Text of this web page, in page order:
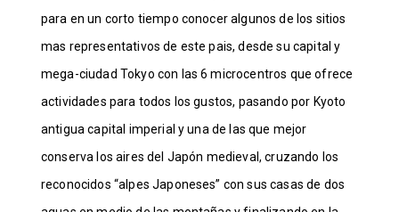
para en un corto tiempo conocer algunos de los sitios
mas representativos de este pais, desde su capital y
mega-ciudad Tokyo con las 6 microcentros que ofrece
actividades para todos los gustos, pasando por Kyoto
antigua capital imperial y una de las que mejor
conserva los aires del Japón medieval, cruzando los
reconocidos “alpes Japoneses” con sus casas de dos